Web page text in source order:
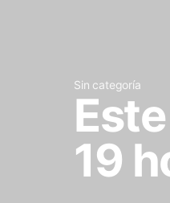
Sin categoría
19